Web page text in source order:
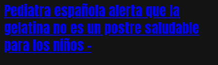
Pediatra española alerta que la
gelatina no es un postre saludable
para los niños –